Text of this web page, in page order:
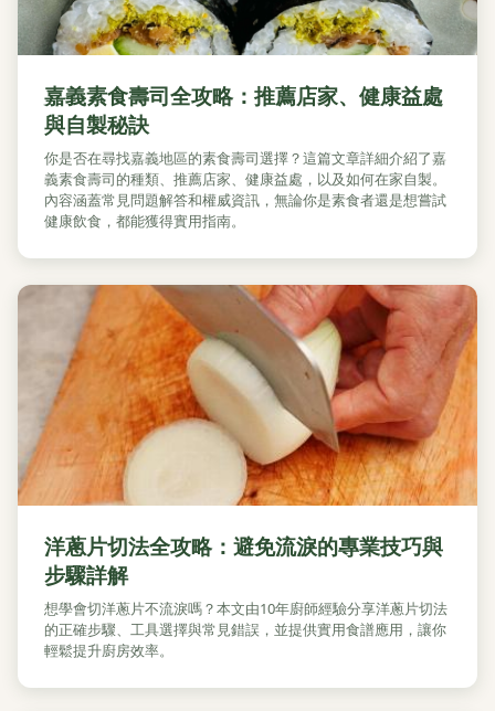
嘉義素食壽司全攻略：推薦店家、健康益處
與自製秘訣
你是否在尋找嘉義地區的素食壽司選擇？這篇文章詳細介紹了嘉
義素食壽司的種類、推薦店家、健康益處，以及如何在家自製。
內容涵蓋常見問題解答和權威資訊，無論你是素食者還是想嘗試
健康飲食，都能獲得實用指南。
洋蔥片切法全攻略：避免流淚的專業技巧與
步驟詳解
想學會切洋蔥片不流淚嗎？本文由10年廚師經驗分享洋蔥片切法
的正確步驟、工具選擇與常見錯誤，並提供實用食譜應用，讓你
輕鬆提升廚房效率。